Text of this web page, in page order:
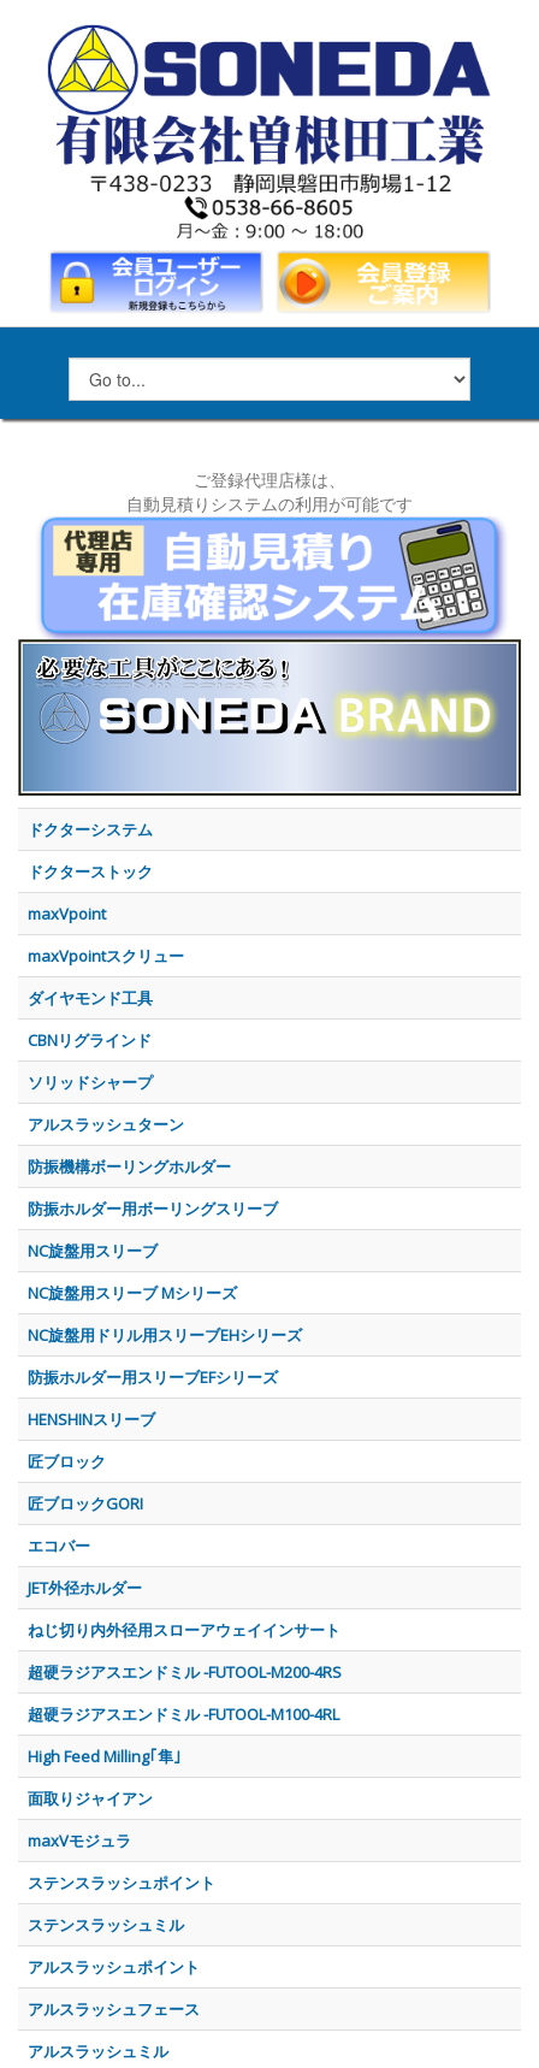
ご登録代理店様は、
自動見積りシステムの利用が可能です
ドクターシステム
ドクターストック
maxVpoint
maxVpointスクリュー
ダイヤモンド工具
CBNリグラインド
ソリッドシャープ
アルスラッシュターン
防振機構ボーリングホルダー
防振ホルダー用ボーリングスリーブ
NC旋盤用スリーブ
NC旋盤用スリーブ Mシリーズ
NC旋盤用ドリル用スリーブEHシリーズ
防振ホルダー用スリーブEFシリーズ
HENSHINスリーブ
匠ブロック
匠ブロックGORI
エコバー
JET外径ホルダー
ねじ切り内外径用スローアウェイインサート
超硬ラジアスエンドミル -FUTOOL-M200-4RS
超硬ラジアスエンドミル -FUTOOL-M100-4RL
High Feed Milling｢隼｣
面取りジャイアン
maxVモジュラ
ステンスラッシュポイント
ステンスラッシュミル
アルスラッシュポイント
アルスラッシュフェース
アルスラッシュミル